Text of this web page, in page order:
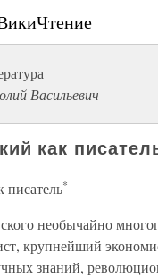
Васильевич
как
*
необычайно
крупнейший
знаний,